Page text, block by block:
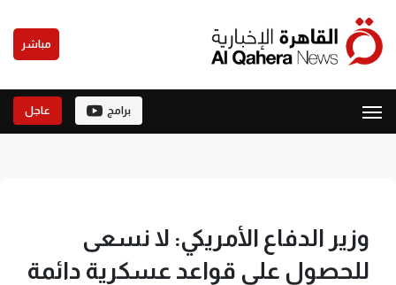
مباشر
برامج عاجل
وزير الدفاع الأمريكي: لا نسعى
للحصول على قواعد عسكرية دائمة